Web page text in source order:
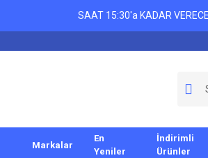
SAAT 15:30'a KADAR
Markalar
En
Yeniler
İndirimli
Ürünler